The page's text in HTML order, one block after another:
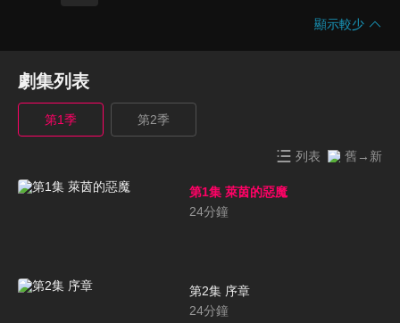
顯示較少
劇集列表
第1季 第2季
列表 舊→新
第1集 萊茵的惡魔
24分鐘
第2集 序章
24分鐘